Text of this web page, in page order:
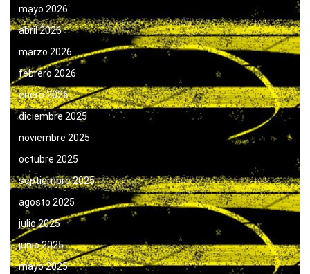
mayo 2026
abril 2026
marzo 2026
febrero 2026
enero 2026
diciembre 2025
noviembre 2025
octubre 2025
septiembre 2025
agosto 2025
julio 2025
junio 2025
mayo 2025